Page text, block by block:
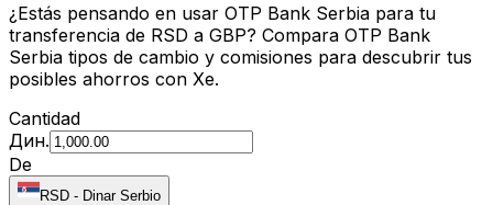
¿Estás pensando en usar OTP Bank Serbia para tu
transferencia de RSD a GBP? Compara OTP Bank
Serbia tipos de cambio y comisiones para descubrir tus
posibles ahorros con Xe.
Cantidad
Дин.
De
RSD - Dinar Serbio